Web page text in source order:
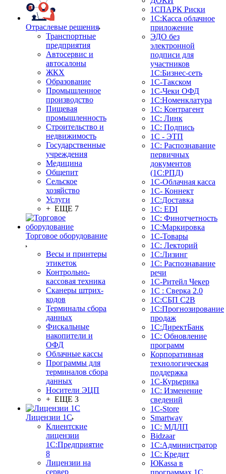
Отраслевые решения
Транспортные
предприятия
Автосервис и
автосалоны
ЖКХ
Образование
Промышленное
производство
Пищевая
промышленность
Строительство и
недвижимость
Государственные
учреждения
Медицина
Общепит
Сельское
хозяйство
Услуги
+ ЕЩЕ 7
Торговое оборудование
Весы и принтеры
этикеток
Контрольно-
кассовая техника
Сканеры штрих-
кодов
Терминалы сбора
данных
Фискальные
накопители и
ОФД
Облачные кассы
Программы для
терминалов сбора
данных
Носители ЭЦП
+ ЕЩЕ 3
Лицензии 1С
Клиентские
лицензии
1С:Предприятие
8
Лицензии на
сервер
1СПАРК Риски
1С:Касса облачное
приложение
ЭДО без
электронной
подписи для
участников
1С:Бизнес-сеть
1С-Такском
1С-Чеки ОФД
1С:Номенклатура
1С: Контрагент
1С: Линк
1С: Подпись
1С - ЭТП
1С: Распознавание
первичных
документов
(1С:РПД)
1С-Облачная касса
1С- Коннект
1С:Доставка
1С: EDI
1С: Финотчетность
1С:Маркировка
1С-Товары
1С: Лекторий
1С:Лизинг
1С: Распознавание
речи
1C-Ритейл Чекер
1С : Сверка 2.0
1С:СБП C2B
1С:Прогнозирование
продаж
1С:ДиректБанк
1С: Обновление
программ
Корпоративная
технологическая
поддержка
1С-Курьерика
1С: Изменение
сведений
1C-Store
Smartway
1С: МДЛП
Bidzaar
1С:Администратор
1С: Кредит
ЮКаssа в
программах 1С